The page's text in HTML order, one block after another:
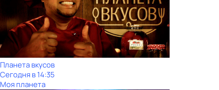
Планета вкусов
Сегодня в 14:35
Моя планета